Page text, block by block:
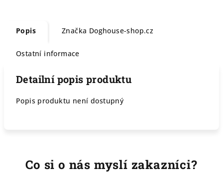
Popis Značka Doghouse-shop.cz
Ostatní informace
Detailní popis produktu
Popis produktu není dostupný
Co si o nás myslí zakazníci?